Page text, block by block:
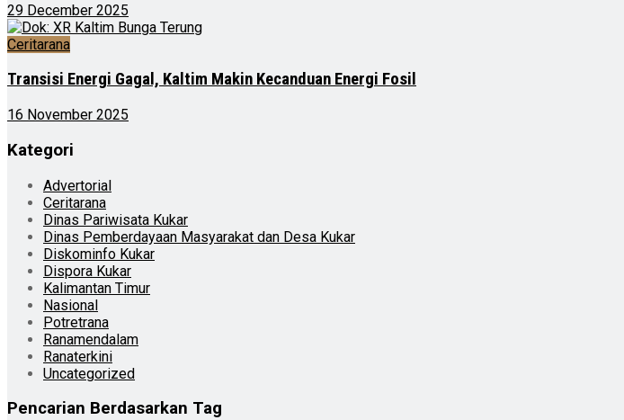
29 December 2025
Ceritarana
Transisi Energi Gagal, Kaltim Makin Kecanduan Energi Fosil
16 November 2025
Kategori
Advertorial
Ceritarana
Dinas Pariwisata Kukar
Dinas Pemberdayaan Masyarakat dan Desa Kukar
Diskominfo Kukar
Dispora Kukar
Kalimantan Timur
Nasional
Potretrana
Ranamendalam
Ranaterkini
Uncategorized
Pencarian Berdasarkan Tag